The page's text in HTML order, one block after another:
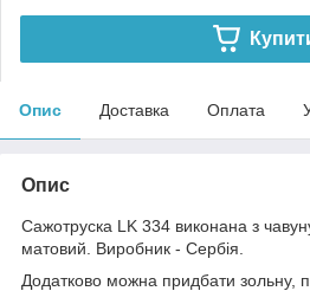
Опис Доставка Оплата
Опис
Сажотруска LK 334 виконана з
матовий. Виробник - Сербія.
Додатково можна придбати зольну,